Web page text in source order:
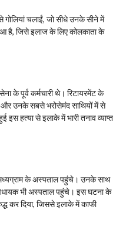
गोलियां चलाईं, जो सीधे उनके सीने में
है, जिसे इलाज के लिए कोलकाता के
के पूर्व कर्मचारी थे। रिटायरमेंट के
उनके सबसे भरोसेमंद साथियों में से
इस हत्या से इलाके में भारी तनाव व्याप्त
के अस्पताल पहुंचे। उनके साथ
भी अस्पताल पहुंचे। इस घटना के
कर दिया, जिससे इलाके में काफी